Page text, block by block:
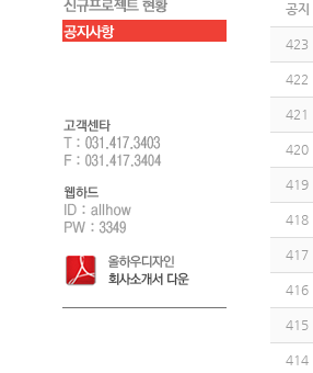
공지
423
422
421
420
419
418
417
416
415
414